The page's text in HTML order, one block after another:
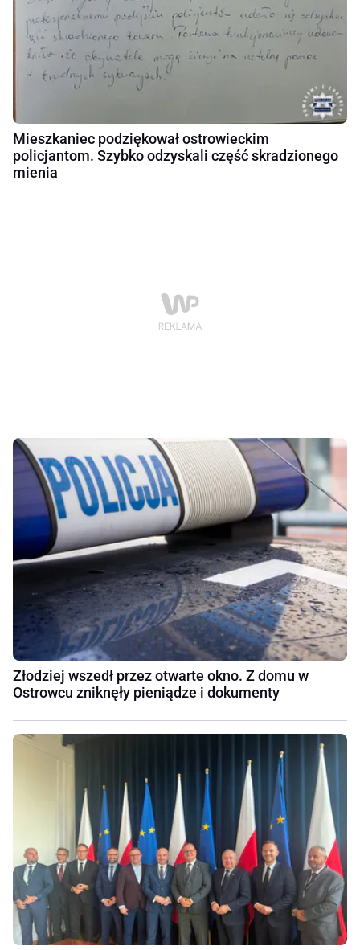
Mieszkaniec podziękował ostrowieckim
policjantom. Szybko odzyskali część skradzionego
mienia
Złodziej wszedł przez otwarte okno. Z domu w
Ostrowcu zniknęły pieniądze i dokumenty